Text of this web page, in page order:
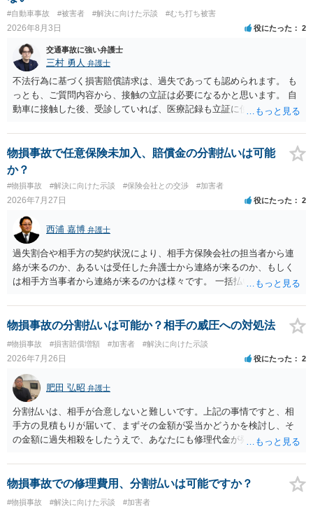
#自動車事故 #被害者 #解決に向けた示談 #むち打ち被害
2026年8月3日 役にたった 2
交通事故に強い弁護士
三村 勇人 弁護士
不法行為に基づく損害賠償請求は、過失であっても認められます。 も
っとも、ご質問内容から、接触の立証は必要になるかと思います。 自
動車に接触した後、受診していれば、医療記録も立証に使えるかと思
士にご相談ください。
物損事故で任意保険未加入、賠償金の分割払いは可能
か？
#物損事故 #解決に向けた示談 #保険会社との交渉 #加害者
2026年7月27日 役にたった 2
西浦 嘉博 弁護士
過失割合や相手方の契約状況により、相手方保険会社の担当者から連
絡が来るのか、あるいは受任した弁護士から連絡が来るのか、もしく
は相手方当事者から連絡が来るのかは様々です。 一括払いや分割払い
金の支払いにつき、分割払いに合意すれば、和解は可能です。 他方で
合意しなければ和解できないことになります。 今後の見通しを知る為
に、交渉の方向性につき、最寄りの法律事務所で相談だけでもされる
ことも検討ください。
物損事故の分割払いは可能か？相手の威圧への対処法
#物損事故 #損害賠償増額 #加害者 #解決に向けた示談
2026年7月26日 役にたった 2
肥田 弘昭 弁護士
分割払いは、相手が合意しないと難しいです。上記の事情ですと、相
手方の見積もりが届いて、まずその金額が妥当かどうかを検討し、そ
の金額に過失相殺をしたうえで、あなたにも修理代金が発生している
分割払いにしたいとの示談案を提案するのが良いかと思います。威圧
されるのであれば、斡旋、仲裁、民事調停を利用しては如何でしょう
物損事故での修理費用、分割払いは可能ですか？
#物損事故 #解決に向けた示談 #加害者